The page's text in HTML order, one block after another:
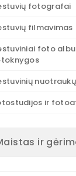
fotografai
filmavimas
foto
ir
ir